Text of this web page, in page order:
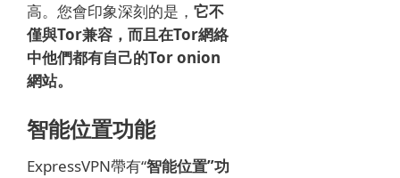
高。 您會印象深刻的是， 它不
僅與Tor兼容，而且在Tor網絡
中他們都有自己的Tor onion
網站。
智能位置功能
ExpressVPN帶有“智能位置”功